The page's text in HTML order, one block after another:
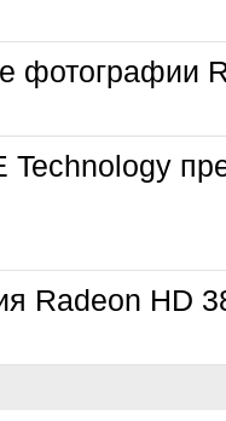
фотографии
Radeon HD